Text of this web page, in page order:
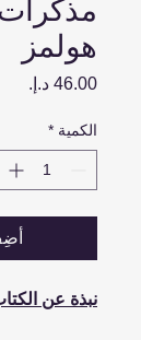
هولمز
الكمية *
نبذة عن